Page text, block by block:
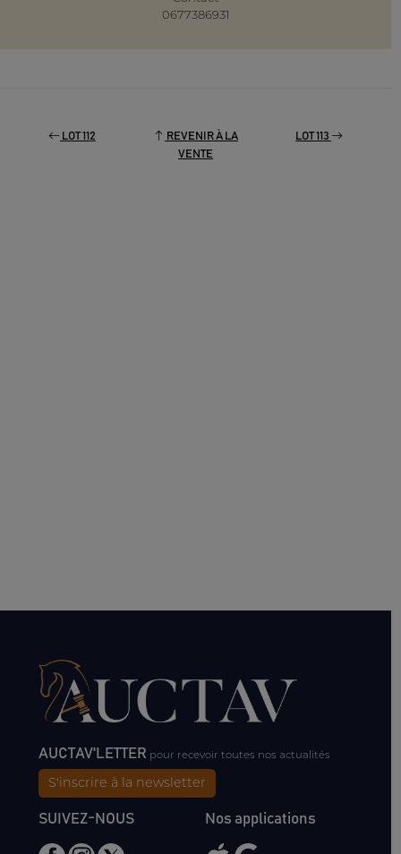
0677386931
LOT 112
REVENIR À LA
VENTE
LOT 113
AUCTAV'LETTER pour recevoir toutes nos actualités
S'inscrire à la newsletter
SUIVEZ-NOUS Nos applications